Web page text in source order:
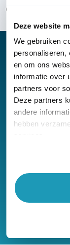
Deze website
We gebruiken
personaliseren,
en om ons
informatie over
partners voor
Deze partners
andere
hebben
Over KommaGo